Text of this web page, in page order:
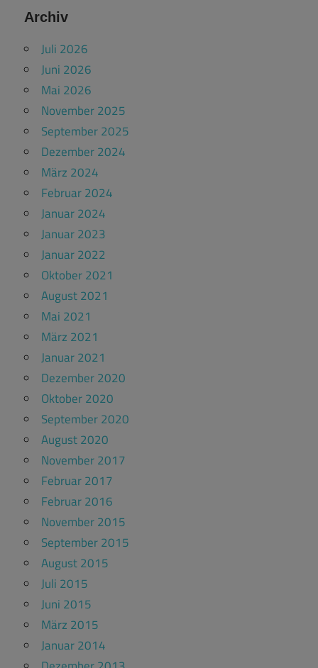
Archiv
Juli 2026
Juni 2026
Mai 2026
November 2025
September 2025
Dezember 2024
März 2024
Februar 2024
Januar 2024
Januar 2023
Januar 2022
Oktober 2021
August 2021
Mai 2021
März 2021
Januar 2021
Dezember 2020
Oktober 2020
September 2020
August 2020
November 2017
Februar 2017
Februar 2016
November 2015
September 2015
August 2015
Juli 2015
Juni 2015
März 2015
Januar 2014